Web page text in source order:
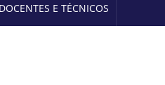
DOCENTES E TÉCNICOS